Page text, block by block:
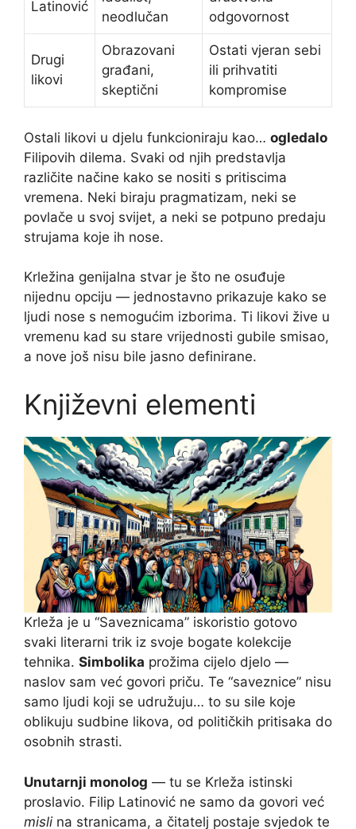
Latinović
neodlučan
odgovornost
Drugi
likovi
Obrazovani
građani,
skeptični
Ostati vjeran sebi
ili prihvatiti
kompromise
Ostali likovi u djelu funkcioniraju kao… ogledalo
Filipovih dilema. Svaki od njih predstavlja
različite načine kako se nositi s pritiscima
vremena. Neki biraju pragmatizam, neki se
povlače u svoj svijet, a neki se potpuno predaju
strujama koje ih nose.
Krležina genijalna stvar je što ne osuđuje
nijednu opciju — jednostavno prikazuje kako se
ljudi nose s nemogućim izborima. Ti likovi žive u
vremenu kad su stare vrijednosti gubile smisao,
a nove još nisu bile jasno definirane.
Književni elementi
Krleža je u “Saveznicama” iskoristio gotovo
svaki literarni trik iz svoje bogate kolekcije
tehnika. Simbolika prožima cijelo djelo —
naslov sam već govori priču. Te “saveznice” nisu
samo ljudi koji se udružuju… to su sile koje
oblikuju sudbine likova, od političkih pritisaka do
osobnih strasti.
Unutarnji monolog — tu se Krleža istinski
proslavio. Filip Latinović ne samo da govori već
misli na stranicama, a čitatelj postaje svjedok te